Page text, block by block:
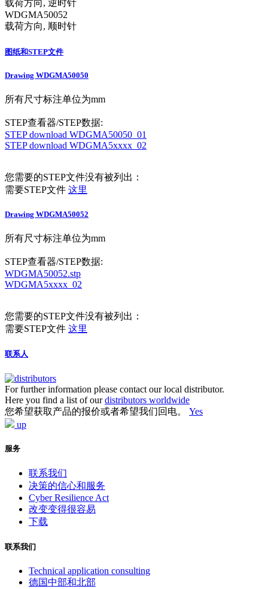
载荷方向, 逆时针
WDGMA50052
载荷方向, 顺时针
图纸和STEP文件
Drawing WDGMA50050
所有尺寸标注单位为mm
STEP查看器/STEP数据:
STEP download WDGMA50050_01
STEP download WDGMA5xxxx_02
您需要的STEP文件没有被列出：
需要STEP文件 这里
Drawing WDGMA50052
所有尺寸标注单位为mm
STEP查看器/STEP数据:
WDGMA50052.stp
WDGMA5xxxx_02
您需要的STEP文件没有被列出：
需要STEP文件 这里
联系人
For further information please contact our local distributor.
Here you find a list of ourdistributors worldwide
您希望获取产品的报价或者希望我们回电。 Yes
up
服务
联系我们
决策的信心和服务
Cyber Resilience Act
改变变得很容易
下载
联系我们
Technical application consulting
德国中部和北部